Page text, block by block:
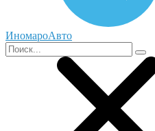
ИномароАвто